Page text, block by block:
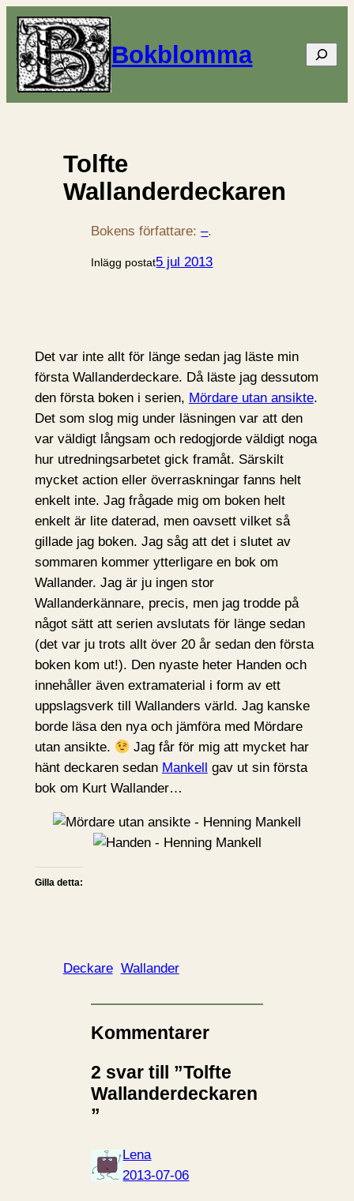
Bokblomma Sök
Tolfte
Wallanderdeckaren
Bokens författare:–.
Inlägg postat5 jul 2013
Det var inte allt för länge sedan jag läste min
första Wallanderdeckare. Då läste jag dessutom
den första boken i serien, Mördare utan ansikte.
Det som slog mig under läsningen var att den
var väldigt långsam och redogjorde väldigt noga
hur utredningsarbetet gick framåt. Särskilt
mycket action eller överraskningar fanns helt
enkelt inte. Jag frågade mig om boken helt
enkelt är lite daterad, men oavsett vilket så
gillade jag boken. Jag såg att det i slutet av
sommaren kommer ytterligare en bok om
Wallander. Jag är ju ingen stor
Wallanderkännare, precis, men jag trodde på
något sätt att serien avslutats för länge sedan
(det var ju trots allt över 20 år sedan den första
boken kom ut!). Den nyaste heter Handen och
innehåller även extramaterial i form av ett
uppslagsverk till Wallanders värld. Jag kanske
borde läsa den nya och jämföra med Mördare
utan ansikte.
Jag får för mig att mycket har
hänt deckaren sedan Mankell gav ut sin första
bok om Kurt Wallander…
Gilla detta:
Deckare Wallander
Kommentarer
2 svar till ”Tolfte
Wallanderdeckaren
”
Lena
2013-07-06